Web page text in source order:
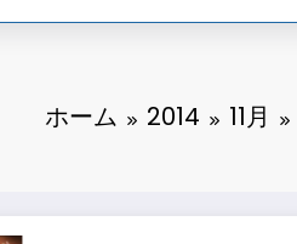
ホーム 2014 11月